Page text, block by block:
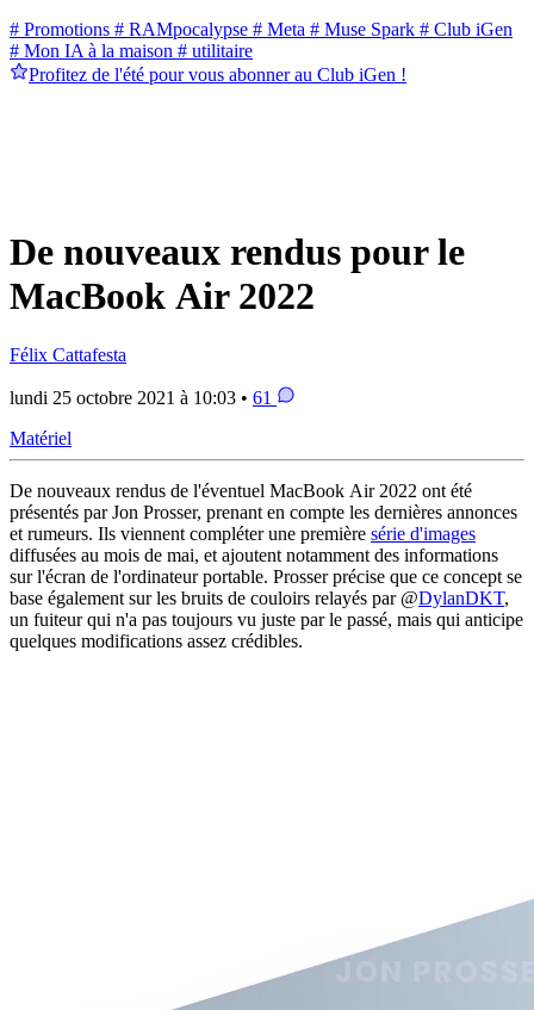
# Promotions # RAMpocalypse # Meta # Muse Spark # Club iGen
# Mon IA à la maison # utilitaire
Profitez de l'été pour vous abonner au Club iGen !
De nouveaux rendus pour le
MacBook Air 2022
Félix Cattafesta
lundi 25 octobre 2021 à 10:03 • 61
Matériel
De nouveaux rendus de l'éventuel MacBook Air 2022 ont été
présentés par Jon Prosser, prenant en compte les dernières annonces
et rumeurs. Ils viennent compléter une première série d'images
diffusées au mois de mai, et ajoutent notamment des informations
sur l'écran de l'ordinateur portable. Prosser précise que ce concept se
base également sur les bruits de couloirs relayés par @DylanDKT,
un fuiteur qui n'a pas toujours vu juste par le passé, mais qui anticipe
quelques modifications assez crédibles.